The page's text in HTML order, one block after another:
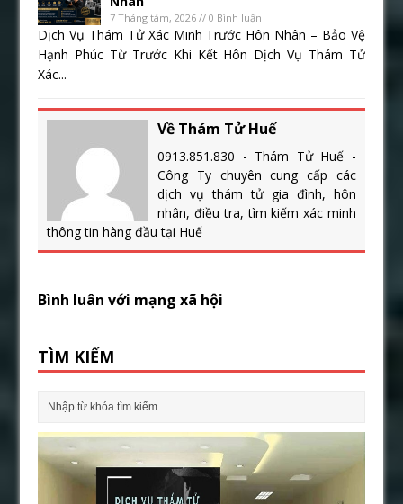
7 Tháng tám, 2026 // 0 Bình luận
Dịch Vụ Thám Tử Xác Minh Trước Hôn Nhân – Bảo Vệ
Hạnh Phúc Từ Trước Khi Kết Hôn Dịch Vụ Thám Tử
Xác...
Về Thám Tử Huế
0913.851.830 - Thám Tử Huế -
Công Ty chuyên cung cấp các
dịch vụ thám tử gia đình, hôn
nhân, điều tra, tìm kiếm xác minh
thông tin hàng đầu tại Huế
Bình luân với mạng xã hội
TÌM KIẾM